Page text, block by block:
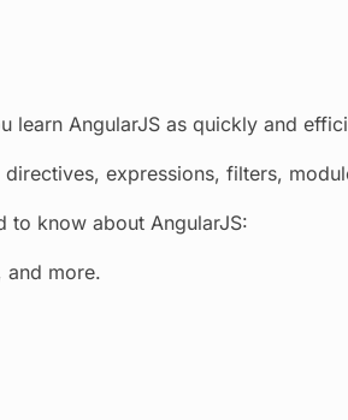
learn AngularJS as quickly and
expressions, filters,
to know about AngularJS:
and more.